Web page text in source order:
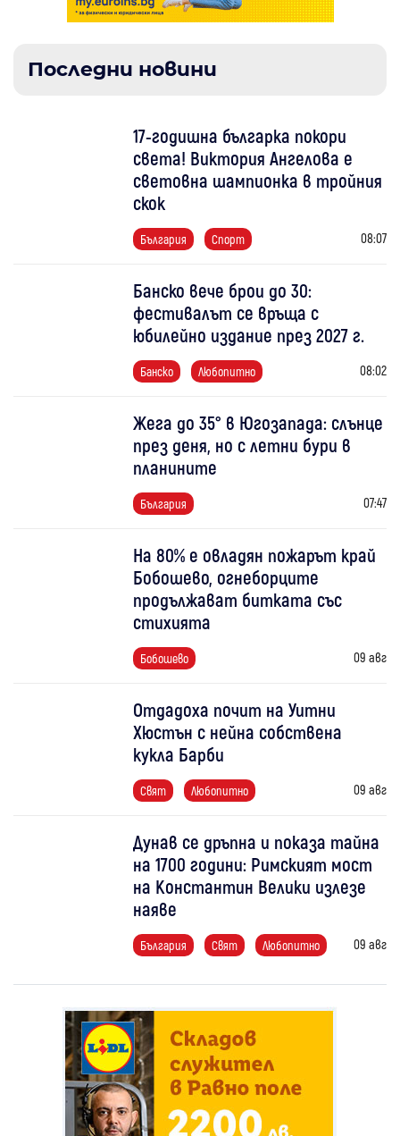
Последни новини
17-годишна българка покори
света! Виктория Ангелова е
световна шампионка в тройния
скок
България Спорт 08:07
Банско вече брои до 30:
фестивалът се връща с
юбилейно издание през 2027 г.
Банско Любопитно 08:02
Жега до 35° в Югозапада: слънце
през деня, но с летни бури в
планините
България 07:47
На 80% е овладян пожарът край
Бобошево, огнеборците
продължават битката със
стихията
Бобошево 09 авг
Отдадоха почит на Уитни
Хюстън с нейна собствена
кукла Барби
Свят Любопитно 09 авг
Дунав се дръпна и показа тайна
на 1700 години: Римският мост
на Константин Велики излезе
наяве
България Свят Любопитно 09 авг